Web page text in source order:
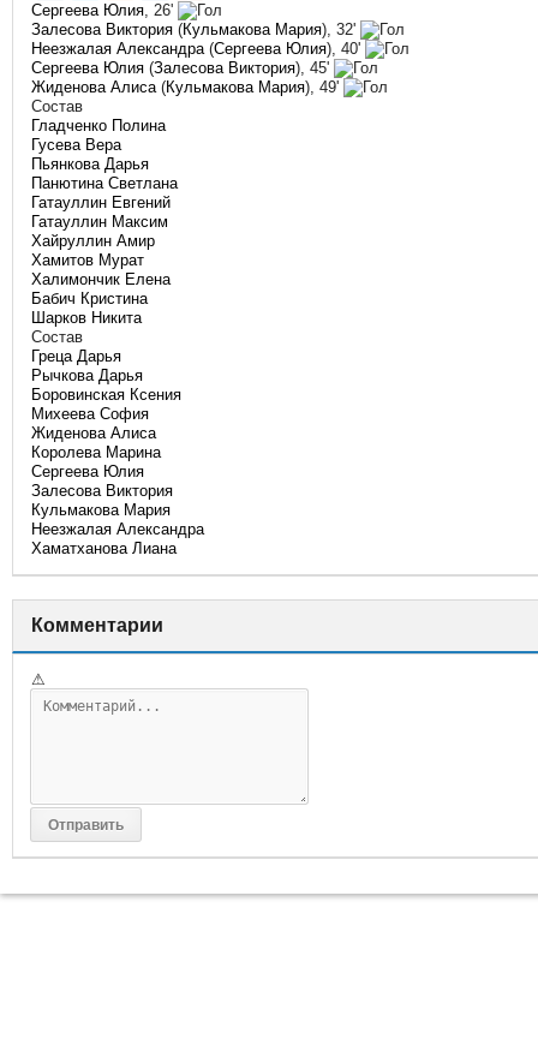
Сергеева Юлия, 26'
Залесова Виктория (Кульмакова Мария), 32'
Неезжалая Александра(Сергеева Юлия), 40'
Сергеева Юлия (Залесова Виктория), 45'
Жиденова Алиса(Кульмакова Мария), 49'
Состав
Гладченко Полина
Гусева Вера
Пьянкова Дарья
Панютина Светлана
Гатауллин Евгений
Гатауллин Максим
Хайруллин Амир
Хамитов Мурат
Халимончик Елена
Бабич Кристина
Шарков Никита
Состав
Греца Дарья
Рычкова Дарья
Боровинская Ксения
Михеева София
Жиденова Алиса
Королева Марина
Сергеева Юлия
Залесова Виктория
Кульмакова Мария
Неезжалая Александра
Хаматханова Лиана
Комментарии
⚠